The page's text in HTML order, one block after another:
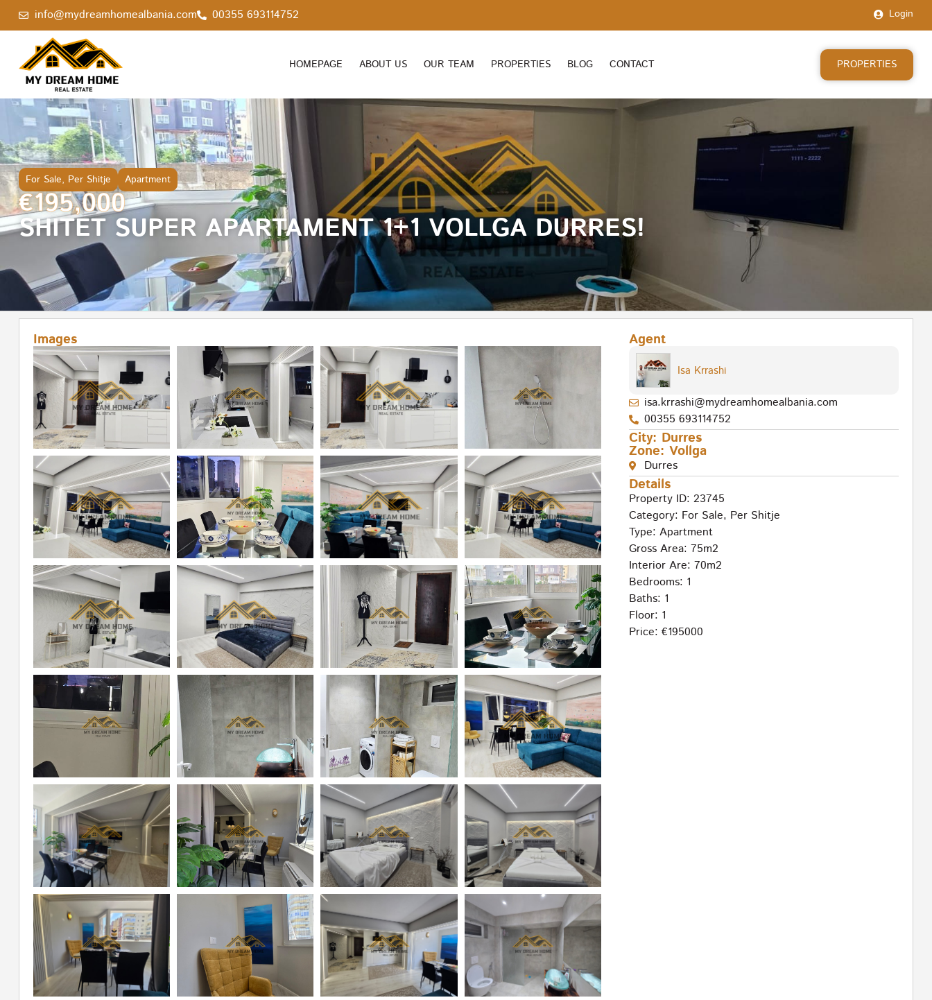
info@mydreamhomealbania.com 00355 693114752 Login
HOMEPAGE ABOUT US OUR TEAM PROPERTIES BLOG CONTACT PROPERTIES
For Sale, Per Shitje Apartment
€195,000
SHITET SUPER APARTAMENT 1+1 VOLLGA DURRES!
Images Agent
Isa Krrashi
isa.krrashi@mydreamhomealbania.com
00355 693114752
City: Durres
Zone: Vollga
Durres
Details
Property ID: 23745
Category: For Sale, Per Shitje
Type: Apartment
Gross Area: 75m2
Interior Are: 70m2
Bedrooms: 1
Baths: 1
Floor: 1
Price: €195000